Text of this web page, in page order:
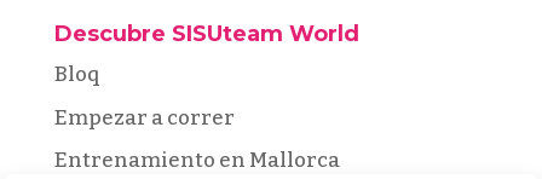
Descubre SISUteam World
Bloq
Empezar a correr
Entrenamiento en Mallorca